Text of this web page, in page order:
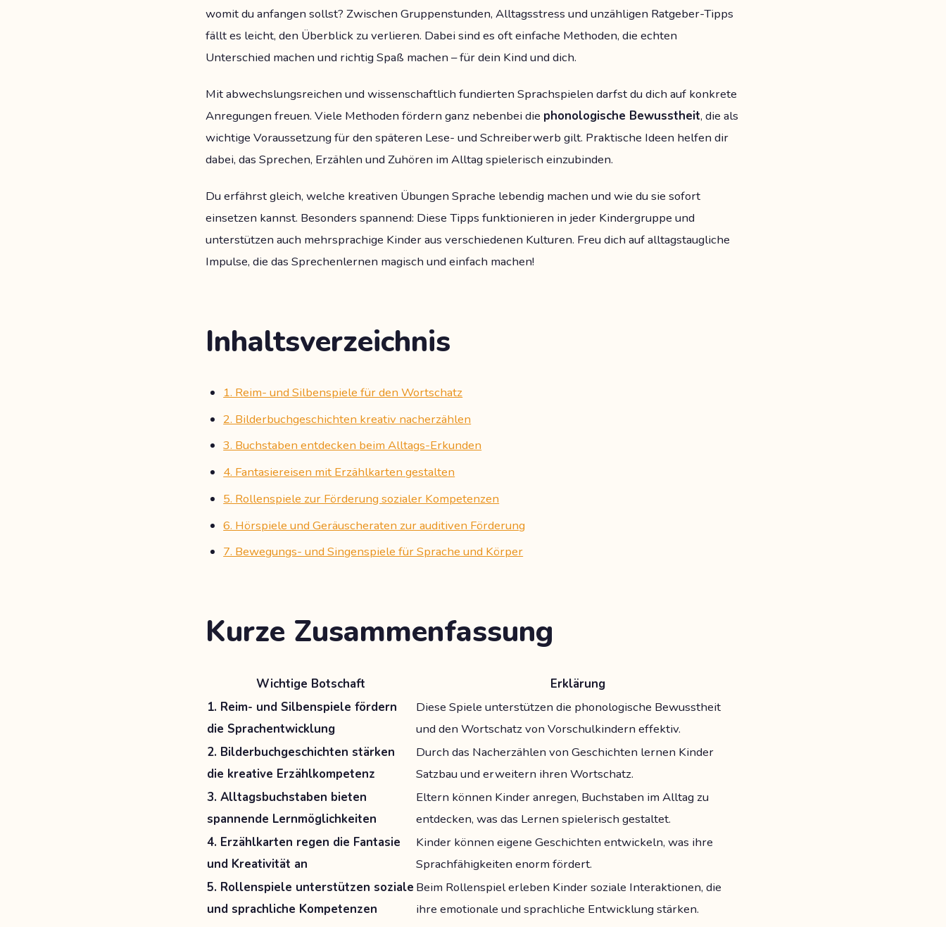
womit du anfangen sollst? Zwischen Gruppenstunden, Alltagsstress und unzähligen Ratgeber-Tipps
fällt es leicht, den Überblick zu verlieren. Dabei sind es oft einfache Methoden, die echten
Unterschied machen und richtig Spaß machen – für dein Kind und dich.
Mit abwechslungsreichen und wissenschaftlich fundierten Sprachspielen darfst du dich auf konkrete
Anregungen freuen. Viele Methoden fördern ganz nebenbei die phonologische Bewusstheit, die als
wichtige Voraussetzung für den späteren Lese- und Schreiberwerb gilt. Praktische Ideen helfen dir
dabei, das Sprechen, Erzählen und Zuhören im Alltag spielerisch einzubinden.
Du erfährst gleich, welche kreativen Übungen Sprache lebendig machen und wie du sie sofort
einsetzen kannst. Besonders spannend: Diese Tipps funktionieren in jeder Kindergruppe und
unterstützen auch mehrsprachige Kinder aus verschiedenen Kulturen. Freu dich auf alltagstaugliche
Impulse, die das Sprechenlernen magisch und einfach machen!
Inhaltsverzeichnis
1. Reim- und Silbenspiele für den Wortschatz
2. Bilderbuchgeschichten kreativ nacherzählen
3. Buchstaben entdecken beim Alltags-Erkunden
4. Fantasiereisen mit Erzählkarten gestalten
5. Rollenspiele zur Förderung sozialer Kompetenzen
6. Hörspiele und Geräuscheraten zur auditiven Förderung
7. Bewegungs- und Singenspiele für Sprache und Körper
Kurze Zusammenfassung
Wichtige Botschaft
Erklärung
1. Reim- und Silbenspiele fördern
die Sprachentwicklung
Diese Spiele unterstützen die phonologische Bewusstheit
und den Wortschatz von Vorschulkindern effektiv.
2. Bilderbuchgeschichten stärken
die kreative Erzählkompetenz
Durch das Nacherzählen von Geschichten lernen Kinder
Satzbau und erweitern ihren Wortschatz.
3. Alltagsbuchstaben bieten
spannende Lernmöglichkeiten
Eltern können Kinder anregen, Buchstaben im Alltag zu
entdecken, was das Lernen spielerisch gestaltet.
4. Erzählkarten regen die Fantasie
und Kreativität an
Kinder können eigene Geschichten entwickeln, was ihre
Sprachfähigkeiten enorm fördert.
5. Rollenspiele unterstützen soziale
und sprachliche Kompetenzen
Beim Rollenspiel erleben Kinder soziale Interaktionen, die
ihre emotionale und sprachliche Entwicklung stärken.